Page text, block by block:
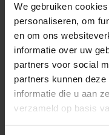
We gebruiken
personaliseren, om
en om ons
informatie over uw
partners voor social
partners kunnen
informatie die u aan
verzameld op basis
€188,76
Artes
IP44